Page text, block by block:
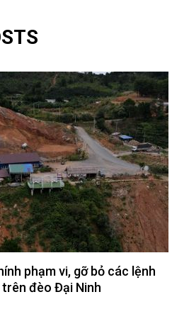
phạm vi, gỡ bỏ các lệnh
đèo Đại Ninh